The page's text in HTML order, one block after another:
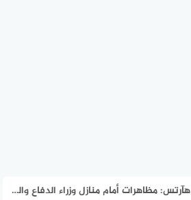
هآرتس: مظاهرات أمام منازل وزراء الدفاع والزراعة والتعليم والشؤون الاستراتيجية ورئيس الكنيست للمطالبة بصفقة لإعادة المحتجزين